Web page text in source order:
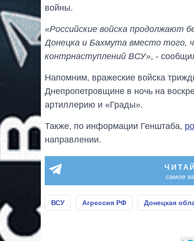
войны.
«Российские войска продолжают
Донецка и Бахмута вместо того,
контрнаступлений ВСУ», -
Напомним, вражеские войска
Днепропетровщине в ночь на
артиллерию и «Грады».
Также, по информации Генштаба,
направлении.
самое
ВСУ Агрессия РФ Донецкая